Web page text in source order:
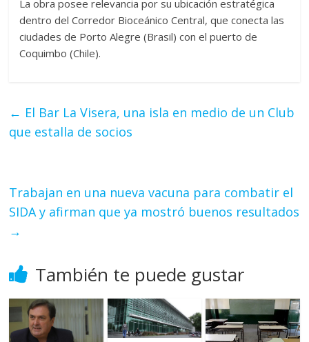
La obra posee relevancia por su ubicación estratégica
dentro del Corredor Bioceánico Central, que conecta las
ciudades de Porto Alegre (Brasil) con el puerto de
Coquimbo (Chile).
← El Bar La Visera, una isla en medio de un Club
que estalla de socios
Trabajan en una nueva vacuna para combatir el
SIDA y afirman que ya mostró buenos resultados
→
También te puede gustar